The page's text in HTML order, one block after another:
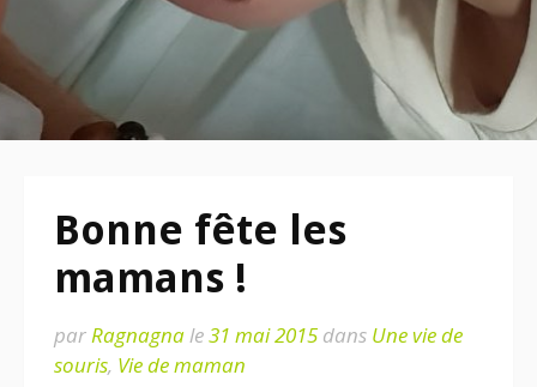
Bonne fête les
mamans !
parRagnagnale31 mai 2015 dans Une vie de
souris, Vie de maman